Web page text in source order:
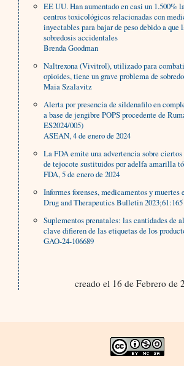
EE UU. Han aumentado en casi un 1.500%
centros toxicológicos relacionadas con
inyectables para bajar de peso debido a que
sobredosis accidentales
Brenda Goodman
Naltrexona (Vivitrol), utilizado para
opioides, tiene un grave problema de
Maia Szalavitz
Alerta por presencia de sildenafilo en
a base de jengibre POPS procedente de
ES2024/005)
ASEAN, 4 de enero de 2024
La FDA emite una advertencia sobre
de tejocote sustituidos por adelfa amarilla
FDA, 5 de enero de 2024
Informes forenses, medicamentos y muertes
Drug and Therapeutics Bulletin 2023;61:165
Suplementos prenatales: las cantidades de
clave difieren de las etiquetas de los
GAO-24-106689
creado el 16 de Febrero de